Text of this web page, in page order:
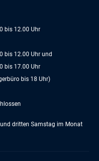
bis 12.00 Uhr
bis 12.00 Uhr und
bis 17.00 Uhr
bis 18 Uhr)
dritten Samstag im Monat